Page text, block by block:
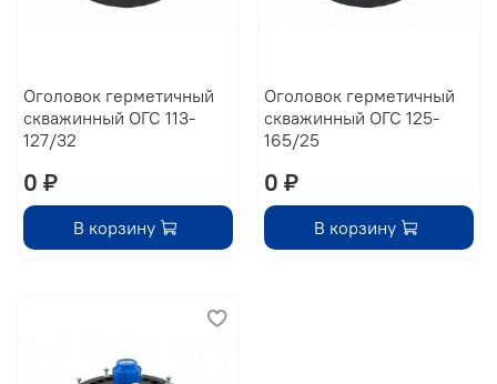
Оголовок герметичный
скважинный ОГС 113-
127/32
0 ₽
В корзину
Оголовок герметичный
скважинный ОГС 125-
165/25
0 ₽
В корзину